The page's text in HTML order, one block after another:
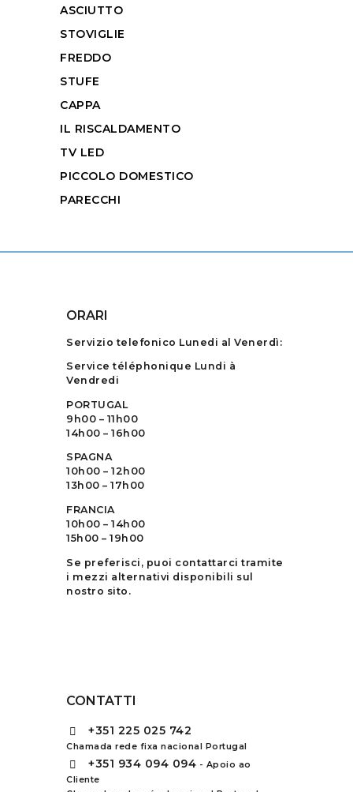
ASCIUTTO
STOVIGLIE
FREDDO
STUFE
CAPPA
IL RISCALDAMENTO
TV LED
PICCOLO DOMESTICO
PARECCHI
ORARI
Servizio telefonico Lunedi al Venerdì:
Service téléphonique Lundi à
Vendredi
PORTUGAL
9h00 – 11h00
14h00 – 16h00
SPAGNA
10h00 – 12h00
13h00 – 17h00
FRANCIA
10h00 – 14h00
15h00 – 19h00
Se preferisci, puoi contattarci tramite
i mezzi alternativi disponibili sul
nostro sito.
CONTATTI
+351 225 025 742
Chamada rede fixa nacional Portugal
+351 934 094 094 - Apoio ao
Cliente